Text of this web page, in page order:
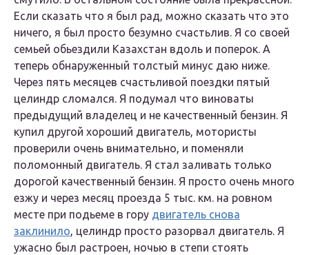
Если сказать что я был рад, можно сказать что это
ничего, я был просто безумно счастьлив. Я со своей
семьей обьездили Казахстан вдоль и поперок. А
теперь обнаруженный толстый минус даю ниже.
Через пять месяцев счастьливой поездки пятый
целиндр сломался. Я подумал что виноваты
предыдущий владелец и не качественный бензин. Я
купил другой хороший двигатель, мотористы
проверили очень внимательно, и поменяли
поломонный двигатель. Я стал заливать только
дорогой качественный бензин. Я просто очень много
езжу и через месяц проезда 5 тыс. км. на ровном
месте при подьеме в гору двигатель снова
заклинило, целиндр просто разорвал двигатель. Я
ужасно был растроен, ночью в степи стоять